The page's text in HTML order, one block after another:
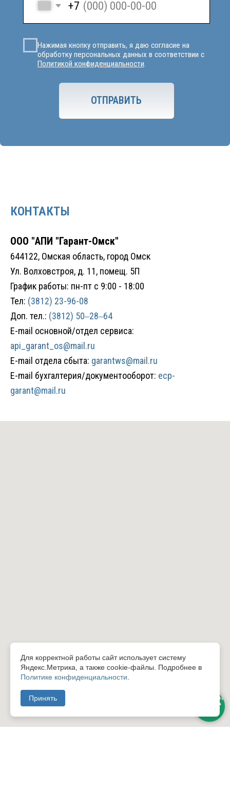
КОНТАКТЫ
ООО "АПИ "Гарант-Омск"
644122, Омская область, город Омск
Ул. Волховстроя, д. 11, помещ. 5П
График работы: пн-пт с 9:00 - 18:00
Тел: (3812) 23-96-08
Доп. тел.: (3812) 50‒28‒64
E-mail основной/отдел сервиса:
api_garant_os@mail.ru
E-mail отдела сбыта: garantws@mail.ru
E-mail бухгалтерия/документооборот: ecp-
garant@mail.ru
Для корректной работы сайт использует систему
Яндекс.Метрика, а также cookie-файлы. Подробнее в
Политике конфиденциальности
Принять